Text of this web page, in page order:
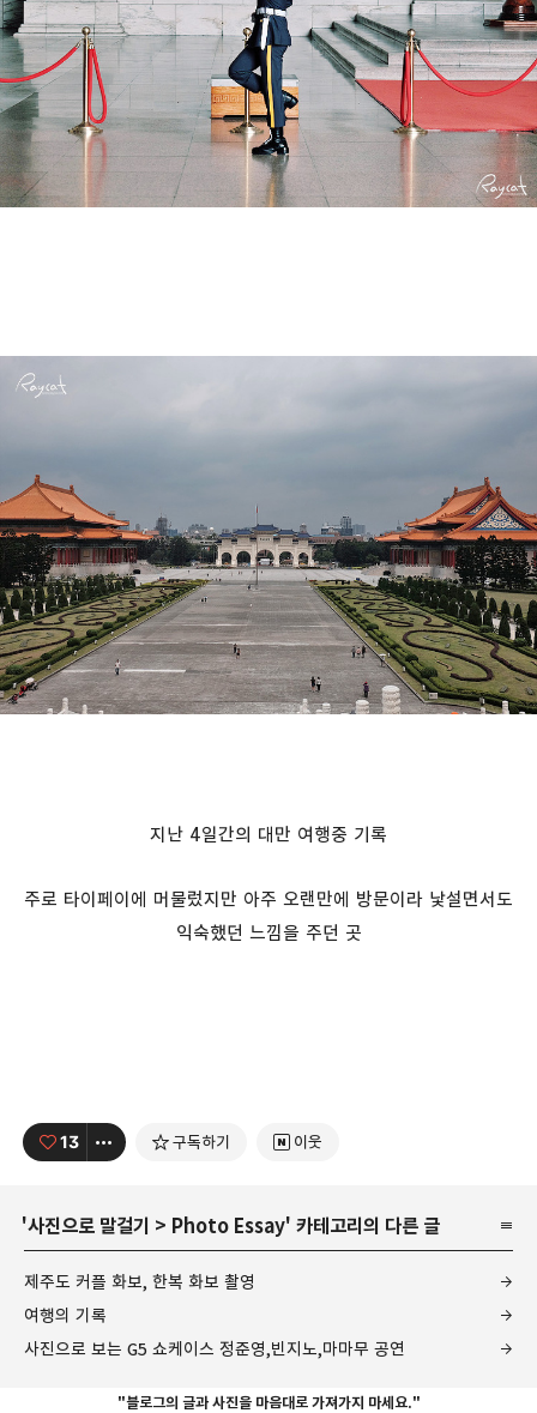
지난 4일간의 대만 여행중 기록
주로 타이페이에 머물렀지만 아주 오랜만에 방문이라 낯설면서도
익숙했던 느낌을 주던 곳
13 구독하기 이웃
'사진으로 말걸기 > Photo Essay' 카테고리의 다른 글
제주도 커플 화보, 한복 화보 촬영
여행의 기록
사진으로 보는 G5 쇼케이스 정준영,빈지노,마마무 공연
"블로그의 글과 사진을 마음대로 가져가지 마세요."